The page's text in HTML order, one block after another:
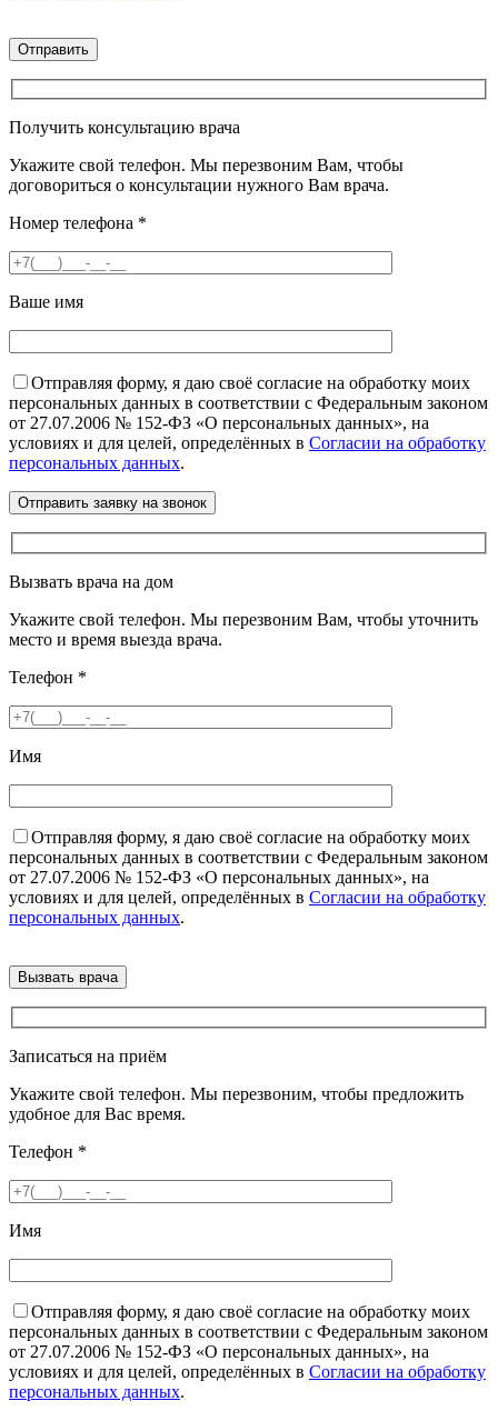
Получить консультацию врача
Укажите свой телефон. Мы перезвоним Вам, чтобы
договориться о консультации нужного Вам врача.
Номер телефона *
Ваше имя
Отправляя форму, я даю своё согласие на обработку моих
персональных данных в соответствии с Федеральным законом
от 27.07.2006 № 152-ФЗ «О персональных данных», на
условиях и для целей, определённых в Согласии на обработку
персональных данных.
Вызвать врача на дом
Укажите свой телефон. Мы перезвоним Вам, чтобы уточнить
место и время выезда врача.
Телефон *
Имя
Отправляя форму, я даю своё согласие на обработку моих
персональных данных в соответствии с Федеральным законом
от 27.07.2006 № 152-ФЗ «О персональных данных», на
условиях и для целей, определённых в Согласии на обработку
персональных данных.
Записаться на приём
Укажите свой телефон. Мы перезвоним, чтобы предложить
удобное для Вас время.
Телефон *
Имя
Отправляя форму, я даю своё согласие на обработку моих
персональных данных в соответствии с Федеральным законом
от 27.07.2006 № 152-ФЗ «О персональных данных», на
условиях и для целей, определённых в Согласии на обработку
персональных данных.